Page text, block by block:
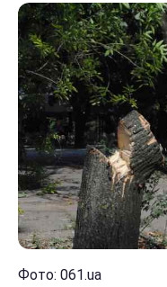
Фото: 061.ua